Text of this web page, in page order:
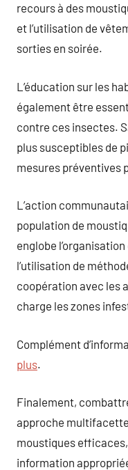
recours à des
et l’utilisation de
sorties en soirée.
L’éducation sur les
également être
contre ces insectes.
plus susceptibles de
mesures préventives
L’action
population de
englobe
l’utilisation de
coopération avec les
charge les zones
Complément
plus.
Finalement,
approche
moustiques
information